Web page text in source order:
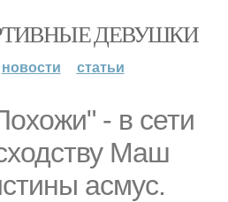
ДЕВУШКИ
новости статьи
- в сети
Маш
асмус.